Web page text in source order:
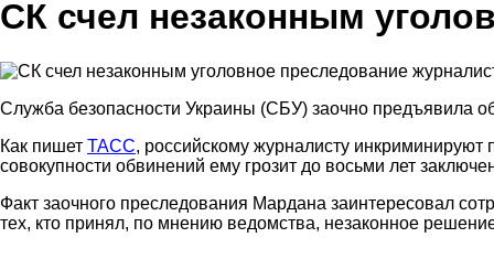
СК счел незаконным
Служба безопасности Украины (СБУ) заочно предъявила
Как пишет ТАСС, российскому журналисту
совокупности обвинений ему грозит до восьми лет
Факт заочного преследования Мардана заинтересовал
тех, кто принял, по мнению ведомства, незаконное